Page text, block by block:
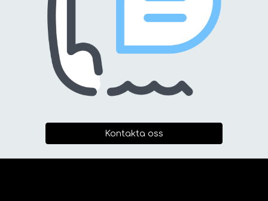
Kontakta oss